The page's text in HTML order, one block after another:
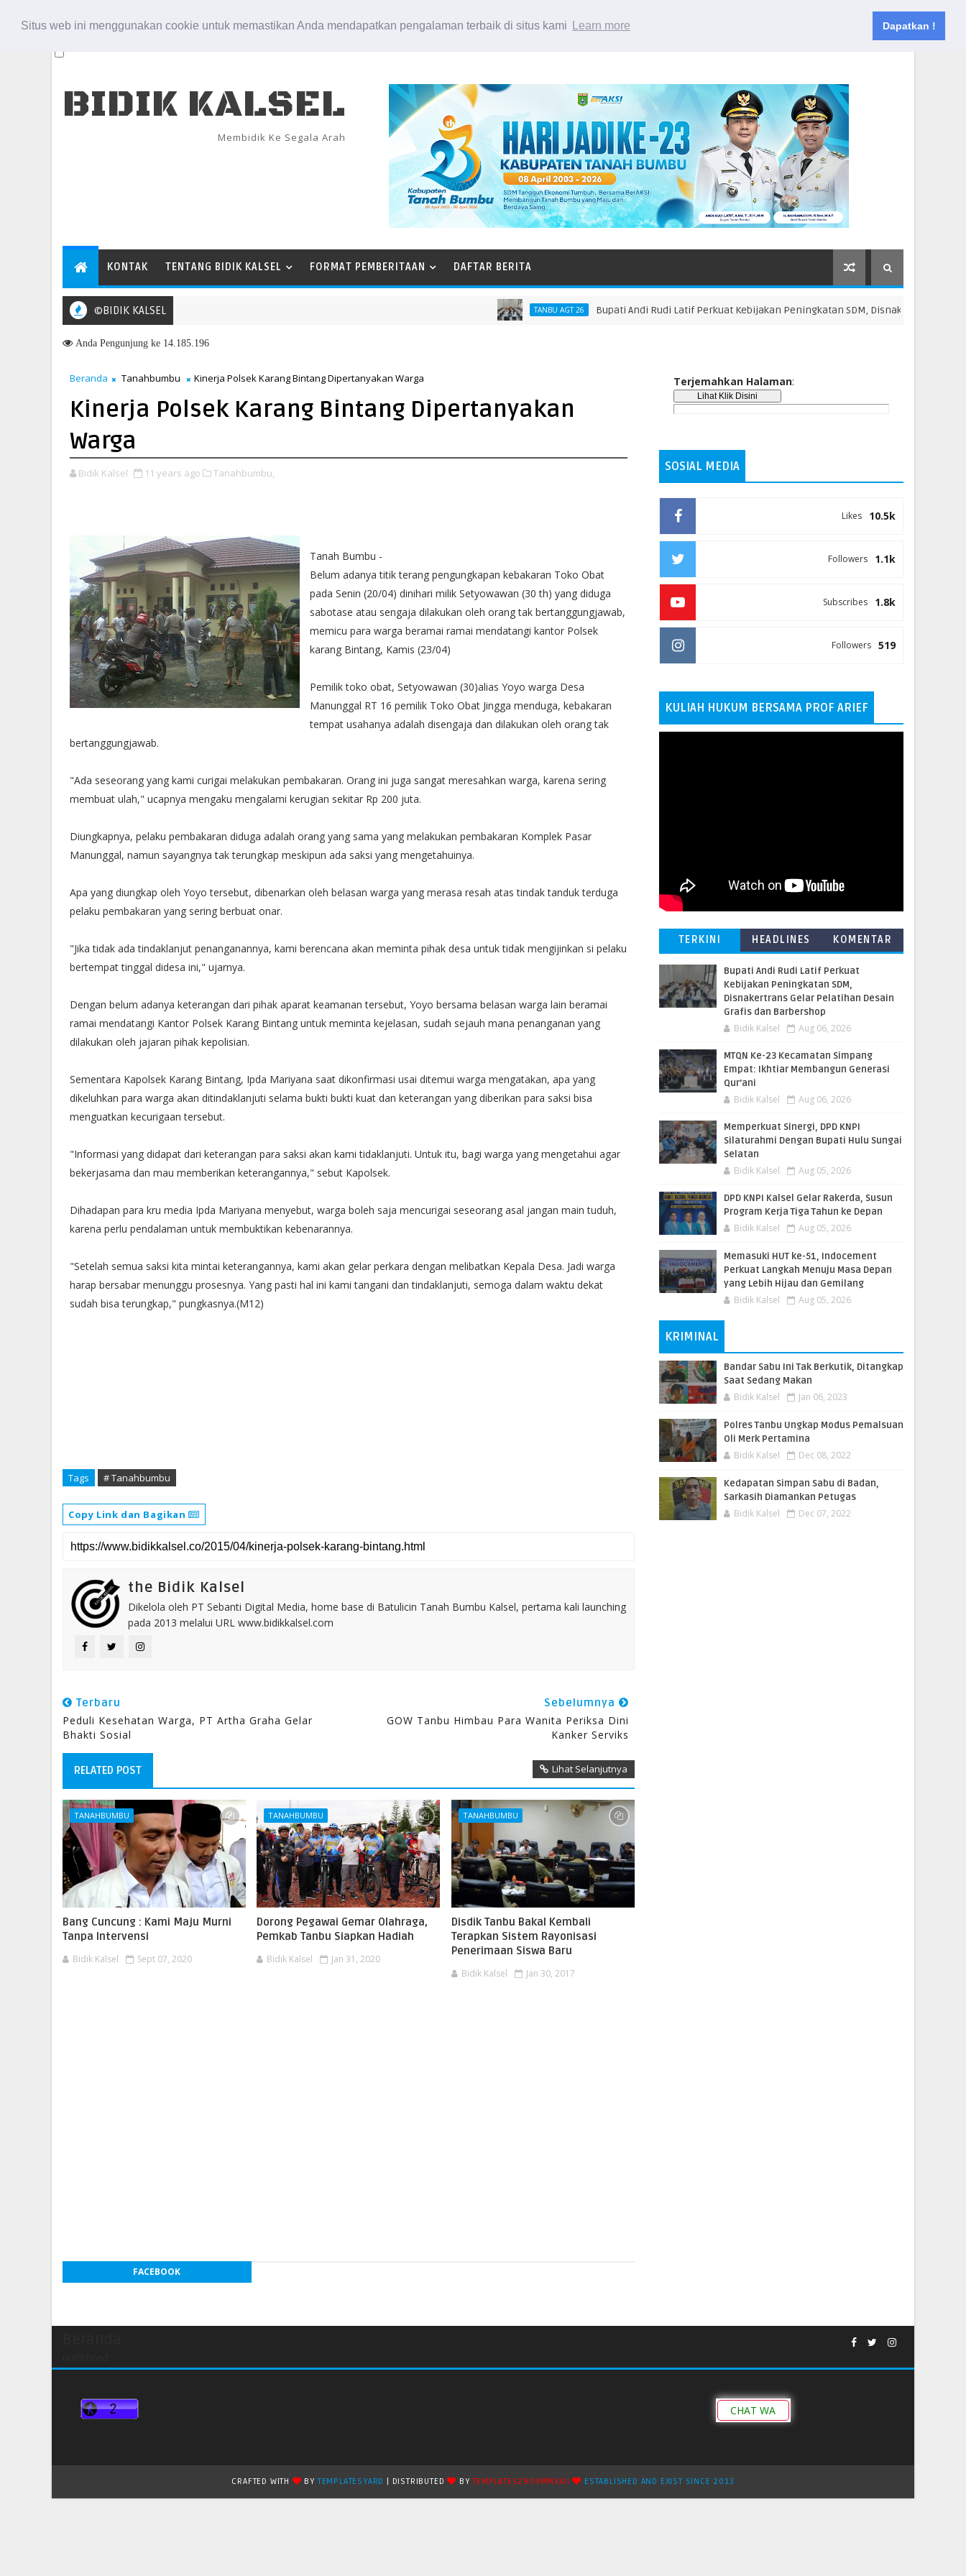
Situs web ini menggunakan cookie untuk memastikan Anda mendapatkan pengalaman terbaik di situs kami Learn more Dapatkan !
Kontak
BIDIK KALSEL
Membidik Ke Segala Arah
KONTAK TENTANG BIDIK KALSEL FORMAT PEMBERITAAN DAFTAR BERITA
©BIDIK KALSEL TANBU AGT 26 Bupati Andi Rudi Latif Perkuat Kebijakan Peningkatan SDM, Disnakertrans Gelar
Menuju Masa Depan yang Lebih Hijau dan Gemilang
Anda Pengunjung ke 14.185.196
Beranda Tanahbumbu Kinerja Polsek Karang Bintang Dipertanyakan Warga
Kinerja Polsek Karang Bintang Dipertanyakan
Warga
Bidik Kalsel 11 years ago Tanahbumbu,
Tanah Bumbu -
Belum adanya titik terang pengungkapan kebakaran Toko Obat
pada Senin (20/04) dinihari milik Setyowawan (30 th) yang diduga
sabotase atau sengaja dilakukan oleh orang tak bertanggungjawab,
memicu para warga beramai ramai mendatangi kantor Polsek
karang Bintang, Kamis (23/04)
Pemilik toko obat, Setyowawan (30)alias Yoyo warga Desa
Manunggal RT 16 pemilik Toko Obat Jingga menduga, kebakaran
tempat usahanya adalah disengaja dan dilakukan oleh orang tak
bertanggungjawab.
"Ada seseorang yang kami curigai melakukan pembakaran. Orang ini juga sangat meresahkan warga, karena sering
membuat ulah," ucapnya mengaku mengalami kerugian sekitar Rp 200 juta.
Diungkapnya, pelaku pembakaran diduga adalah orang yang sama yang melakukan pembakaran Komplek Pasar
Manunggal, namun sayangnya tak terungkap meskipun ada saksi yang mengetahuinya.
Apa yang diungkap oleh Yoyo tersebut, dibenarkan oleh belasan warga yang merasa resah atas tindak tanduk terduga
pelaku pembakaran yang sering berbuat onar.
"Jika tidak ada tindaklanjut penanganannya, kami berencana akan meminta pihak desa untuk tidak mengijinkan si pelaku
bertempat tinggal didesa ini," ujarnya.
Dengan belum adanya keterangan dari pihak aparat keamanan tersebut, Yoyo bersama belasan warga lain beramai
ramai mendatangi Kantor Polsek Karang Bintang untuk meminta kejelasan, sudah sejauh mana penanganan yang
dilakukan oleh jajaran pihak kepolisian.
Sementara Kapolsek Karang Bintang, Ipda Mariyana saat dikonfirmasi usai ditemui warga mengatakan, apa yang
dikeluhkan para warga akan ditindaklanjuti selama bukti bukti kuat dan keterangan yang diberikan para saksi bisa
menguatkan kecurigaan tersebut.
"Informasi yang didapat dari keterangan para saksi akan kami tidaklanjuti. Untuk itu, bagi warga yang mengetahui agar
bekerjasama dan mau memberikan keterangannya," sebut Kapolsek.
Dihadapan para kru media Ipda Mariyana menyebut, warga boleh saja mencurigai seseorang asal jangan main tuduh,
karena perlu pendalaman untuk membuktikan kebenarannya.
"Setelah semua saksi kita mintai keterangannya, kami akan gelar perkara dengan melibatkan Kepala Desa. Jadi warga
harap bersabar menunggu prosesnya. Yang pasti hal ini kami tangani dan tindaklanjuti, semoga dalam waktu dekat
sudah bisa terungkap," pungkasnya.(M12)
Tags # Tanahbumbu
Copy Link dan Bagikan
the Bidik Kalsel
Dikelola oleh PT Sebanti Digital Media, home base di Batulicin Tanah Bumbu Kalsel, pertama kali launching
pada 2013 melalui URL www.bidikkalsel.com
Terbaru
Peduli Kesehatan Warga, PT Artha Graha Gelar
Bhakti Sosial
Sebelumnya
GOW Tanbu Himbau Para Wanita Periksa Dini
Kanker Serviks
RELATED POST Lihat Selanjutnya
TANAHBUMBU
Bang Cuncung : Kami Maju Murni
Tanpa Intervensi
Bidik Kalsel Sept 07, 2020
TANAHBUMBU
Dorong Pegawai Gemar Olahraga,
Pemkab Tanbu Siapkan Hadiah
Bidik Kalsel Jan 31, 2020
TANAHBUMBU
Disdik Tanbu Bakal Kembali
Terapkan Sistem Rayonisasi
Penerimaan Siswa Baru
Bidik Kalsel Jan 30, 2017
FACEBOOK
Terjemahkan Halaman:
SOSIAL MEDIA
10.5k
Likes
1.1k
Followers
1.8k
Subscribes
519
Followers
KULIAH HUKUM BERSAMA PROF ARIEF
TERKINI HEADLINES KOMENTAR
Bupati Andi Rudi Latif Perkuat
Kebijakan Peningkatan SDM,
Disnakertrans Gelar Pelatihan Desain
Grafis dan Barbershop
Bidik Kalsel Aug 06, 2026
MTQN Ke-23 Kecamatan Simpang
Empat: Ikhtiar Membangun Generasi
Qur’ani
Bidik Kalsel Aug 06, 2026
Memperkuat Sinergi, DPD KNPI
Silaturahmi Dengan Bupati Hulu Sungai
Selatan
Bidik Kalsel Aug 05, 2026
DPD KNPI Kalsel Gelar Rakerda, Susun
Program Kerja Tiga Tahun ke Depan
Bidik Kalsel Aug 05, 2026
Memasuki HUT ke-51, Indocement
Perkuat Langkah Menuju Masa Depan
yang Lebih Hijau dan Gemilang
Bidik Kalsel Aug 05, 2026
KRIMINAL
Bandar Sabu Ini Tak Berkutik, Ditangkap
Saat Sedang Makan
Bidik Kalsel Jan 06, 2023
Polres Tanbu Ungkap Modus Pemalsuan
Oli Merk Pertamina
Bidik Kalsel Dec 08, 2022
Kedapatan Simpan Sabu di Badan,
Sarkasih Diamankan Petugas
Bidik Kalsel Dec 07, 2022
CHAT WA
CRAFTED WITH BYTEMPLATESYARD | DISTRIBUTED BYTEMPLATES2909MMXXII ESTABLISHED AND EXIST SINCE 2013